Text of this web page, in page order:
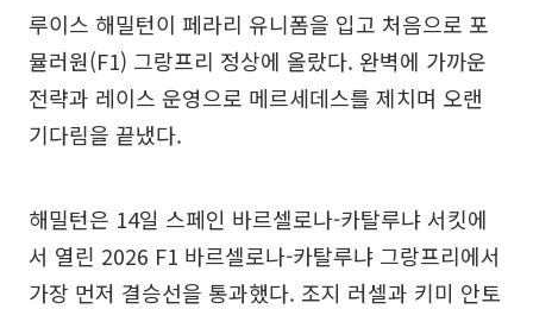
루이스 해밀턴이 페라리 유니폼을 입고 처음으로 포
뮬러원(F1) 그랑프리 정상에 올랐다. 완벽에 가까운
전략과 레이스 운영으로 메르세데스를 제치며 오랜
기다림을 끝냈다.
해밀턴은 14일 스페인 바르셀로나-카탈루냐 서킷에
서 열린 2026 F1 바르셀로나-카탈루냐 그랑프리에서
가장 먼저 결승선을 통과했다. 조지 러셀과 키미 안토